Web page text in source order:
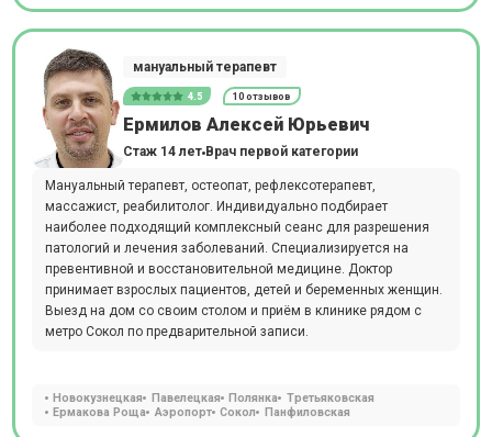
мануальный терапевт
4.5 10 отзывов
Ермилов Алексей Юрьевич
Стаж 14 лет Врач первой категории
Мануальный терапевт, остеопат, рефлексотерапевт,
массажист, реабилитолог. Индивидуально подбирает
наиболее подходящий комплексный сеанс для разрешения
патологий и лечения заболеваний. Специализируется на
превентивной и восстановительной медицине. Доктор
принимает взрослых пациентов, детей и беременных женщин.
Выезд на дом со своим столом и приём в клинике рядом с
метро Сокол по предварительной записи.
Новокузнецкая Павелецкая Полянка
Третьяковская
Ермакова Роща
Аэропорт Сокол Панфиловская